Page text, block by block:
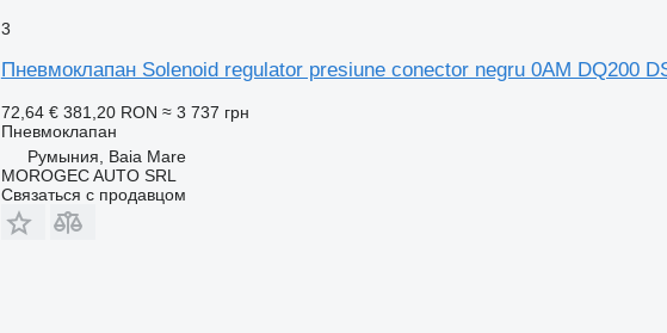
3
Пневмоклапан Solenoid regulator presiune conector negru 0AM DQ200
72,64 € 381,20 RON ≈ 3 737 грн
Пневмоклапан
Румыния, Baia Mare
MOROGEC AUTO SRL
Связаться с продавцом